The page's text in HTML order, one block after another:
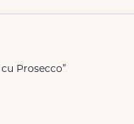
Prosecco”